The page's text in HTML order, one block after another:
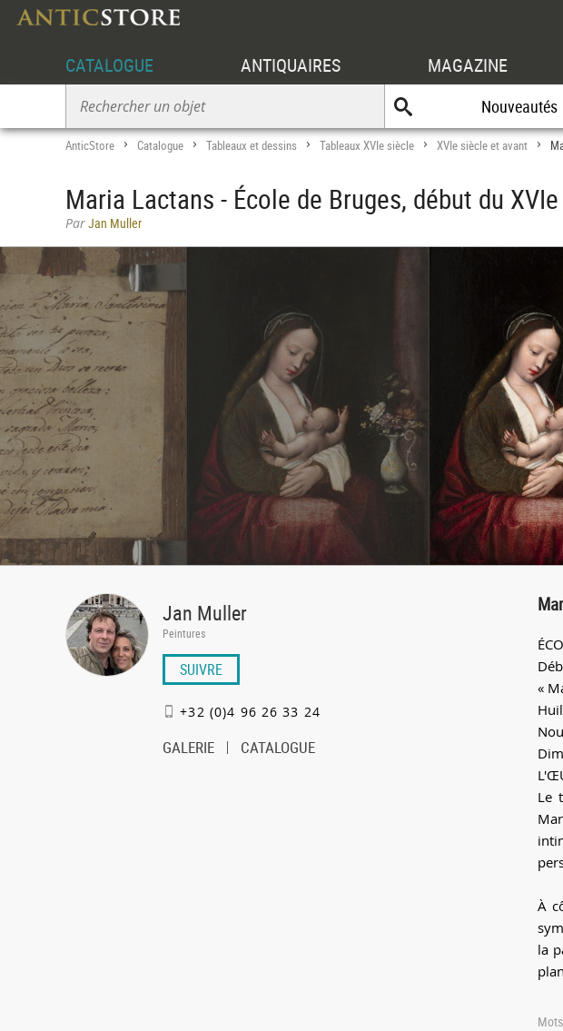
CATALOGUE ANTIQUAIRES MAGAZINE
Nouveautés
AnticStore > Catalogue > Tableaux et dessins > Tableaux XVIe siècle > XVIe siècle et avant >
Maria Lactans - École de Bruges, début du
ParJan Muller
Jan Muller
Peintures
SUIVRE
+32 (0)4 96 26 33 24
GALERIE CATALOGUE
«
Le
À
la